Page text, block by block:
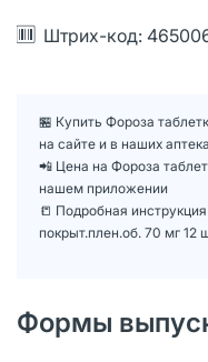
Штрих-код:
🏪 Купить Фороза
на сайте и в наших
📲 Цена на Фороза
нашем приложении
📒 Подробная
покрыт.плен.об. 70 мг 12
Формы